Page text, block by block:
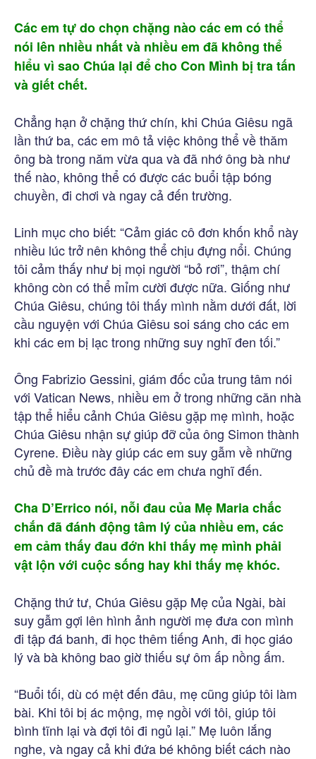
Các em tự do chọn chặng nào các em có thể
nói lên nhiều nhất và nhiều em đã không thể
hiểu vì sao Chúa lại để cho Con Mình bị tra tấn
và giết chết.
Chẳng hạn ở chặng thứ chín, khi Chúa Giêsu ngã
lần thứ ba, các em mô tả việc không thể về thăm
ông bà trong năm vừa qua và đã nhớ ông bà như
thế nào, không thể có được các buổi tập bóng
chuyền, đi chơi và ngay cả đến trường.
Linh mục cho biết: “Cảm giác cô đơn khốn khổ này
nhiều lúc trở nên không thể chịu đựng nổi. Chúng
tôi cảm thấy như bị mọi người “bỏ rơi”, thậm chí
không còn có thể mỉm cười được nữa. Giống như
Chúa Giêsu, chúng tôi thấy mình nằm dưới đất, lời
cầu nguyện với Chúa Giêsu soi sáng cho các em
khi các em bị lạc trong những suy nghĩ đen tối.”
Ông Fabrizio Gessini, giám đốc của trung tâm nói
với Vatican News, nhiều em ở trong những căn nhà
tập thể hiểu cảnh Chúa Giêsu gặp mẹ mình, hoặc
Chúa Giêsu nhận sự giúp đỡ của ông Simon thành
Cyrene. Điều này giúp các em suy gẫm về những
chủ đề mà trước đây các em chưa nghĩ đến.
Cha D’Errico nói, nỗi đau của Mẹ Maria chắc
chắn đã đánh động tâm lý của nhiều em, các
em cảm thấy đau đớn khi thấy mẹ mình phải
vật lộn với cuộc sống hay khi thấy mẹ khóc.
Chặng thứ tư, Chúa Giêsu gặp Mẹ của Ngài, bài
suy gẫm gợi lên hình ảnh người mẹ đưa con mình
đi tập đá banh, đi học thêm tiếng Anh, đi học giáo
lý và bà không bao giờ thiếu sự ôm ấp nồng ấm.
“Buổi tối, dù có mệt đến đâu, mẹ cũng giúp tôi làm
bài. Khi tôi bị ác mộng, mẹ ngồi với tôi, giúp tôi
bình tĩnh lại và đợi tôi đi ngủ lại.” Mẹ luôn lắng
nghe, và ngay cả khi đứa bé không biết cách nào